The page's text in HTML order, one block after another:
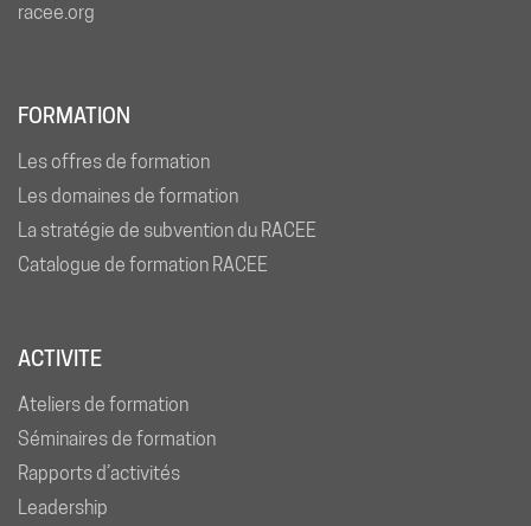
racee.org
FORMATION
Les offres de formation
Les domaines de formation
La stratégie de subvention du RACEE
Catalogue de formation RACEE
ACTIVITE
Ateliers de formation
Séminaires de formation
Rapports d’activités
Leadership